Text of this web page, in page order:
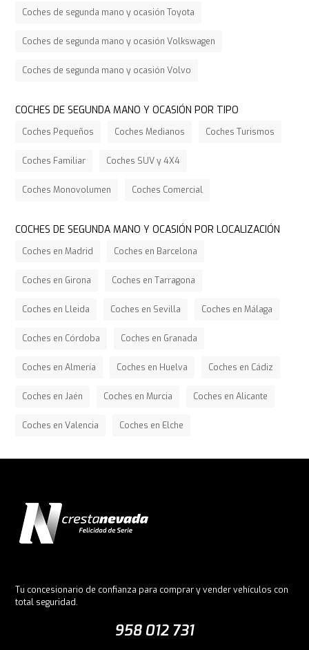
Coches de segunda mano y ocasión Toyota
Coches de segunda mano y ocasión Volkswagen
Coches de segunda mano y ocasión Volvo
COCHES DE SEGUNDA MANO Y OCASIÓN POR TIPO
Coches Pequeños Coches Medianos Coches Turismos
Coches Familiar Coches SUV y 4X4
Coches Monovolumen Coches Comercial
COCHES DE SEGUNDA MANO Y OCASIÓN POR LOCALIZACIÓN
Coches en Madrid Coches en Barcelona
Coches en Girona Coches en Tarragona
Coches en Lleida Coches en Sevilla Coches en Málaga
Coches en Córdoba Coches en Granada
Coches en Almería Coches en Huelva Coches en Cádiz
Coches en Jaén Coches en Murcia Coches en Alicante
Coches en Valencia Coches en Elche
Tu concesionario de confianza para comprar y vender vehículos con
total seguridad.
958 012 731